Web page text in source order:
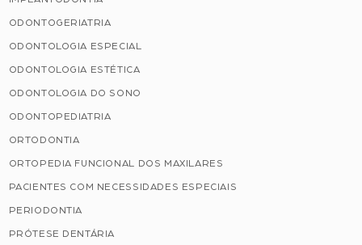
ODONTOGERIATRIA
ODONTOLOGIA ESPECIAL
ODONTOLOGIA ESTÉTICA
ODONTOLOGIA DO SONO
ODONTOPEDIATRIA
ORTODONTIA
ORTOPEDIA FUNCIONAL DOS MAXILARES
PACIENTES COM NECESSIDADES ESPECIAIS
PERIODONTIA
PRÓTESE DENTÁRIA